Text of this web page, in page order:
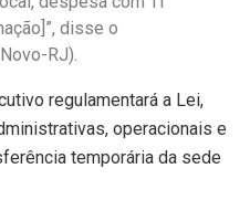
disse o
RJ).
regulamentará a Lei,
operacionais e
temporária da sede